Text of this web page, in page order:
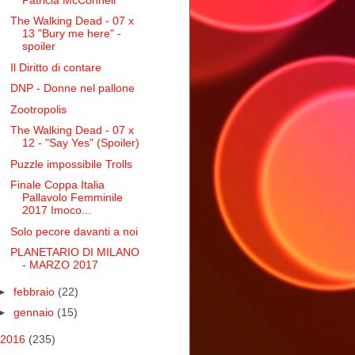
The Walking Dead - 07 x
13 "Bury me here" -
spoiler
Il Diritto di contare
DNP - Donne nel pallone
Zootropolis
The Walking Dead - 07 x
12 - "Say Yes" (Spoiler)
Puzzle impossibile Trolls
Finale Coppa Italia
Pallavolo Femminile
2017 Imoco...
Solo pecore davanti a noi
PLANETARIO DI MILANO
- MARZO 2017
febbraio (22)
gennaio (15)
2016 (235)